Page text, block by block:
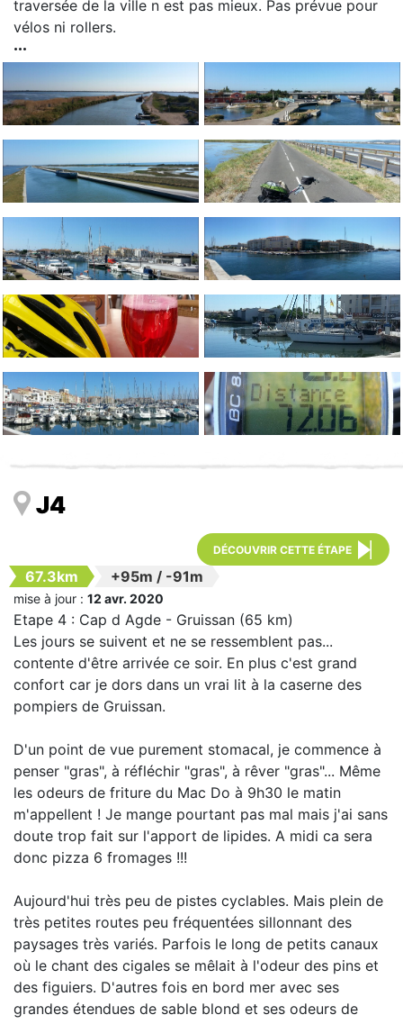
traversée de la ville n est pas mieux. Pas prévue pour
vélos ni rollers.
J4
DÉCOUVRIR CETTE ÉTAPE
67.3km +95m / -91m
mise à jour : 12 avr. 2020
Etape 4 : Cap d Agde - Gruissan (65 km)
Les jours se suivent et ne se ressemblent pas...
contente d'être arrivée ce soir. En plus c'est grand
confort car je dors dans un vrai lit à la caserne des
pompiers de Gruissan.
D'un point de vue purement stomacal, je commence à
penser "gras", à réfléchir "gras", à rêver "gras"... Même
les odeurs de friture du Mac Do à 9h30 le matin
m'appellent ! Je mange pourtant pas mal mais j'ai sans
doute trop fait sur l'apport de lipides. A midi ca sera
donc pizza 6 fromages !!!
Aujourd'hui très peu de pistes cyclables. Mais plein de
très petites routes peu fréquentées sillonnant des
paysages très variés. Parfois le long de petits canaux
où le chant des cigales se mêlait à l'odeur des pins et
des figuiers. D'autres fois en bord mer avec ses
grandes étendues de sable blond et ses odeurs de